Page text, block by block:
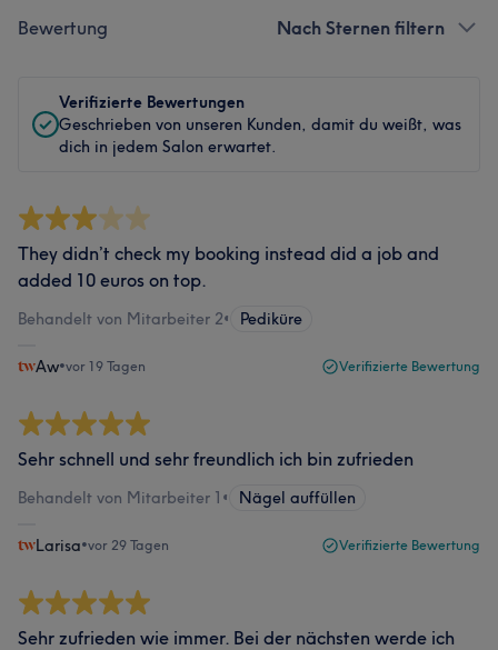
Bewertung Nach Sternen filtern
Verifizierte Bewertungen
Geschrieben von unseren Kunden, damit du weißt, was
dich in jedem Salon erwartet.
They didn’t check my booking instead did a job and
added 10 euros on top.
Behandelt von Mitarbeiter 2• Pediküre
Aw•vor 19 Tagen Verifizierte Bewertung
Sehr schnell und sehr freundlich ich bin zufrieden
Behandelt von Mitarbeiter 1 • Nägel auffüllen
Larisa•vor 29 Tagen Verifizierte Bewertung
Sehr zufrieden wie immer. Bei der nächsten werde ich